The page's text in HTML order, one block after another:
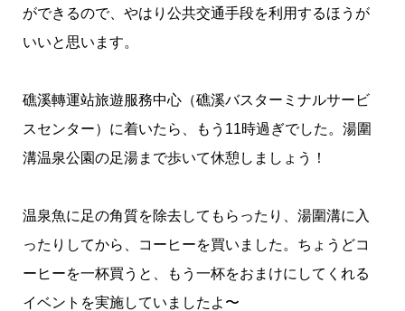
ができるので、やはり公共交通手段を利用するほうが
いいと思います。
礁溪轉運站旅遊服務中心（礁溪バスターミナルサービ
スセンター）に着いたら、もう11時過ぎでした。湯圍
溝温泉公園の足湯まで歩いて休憩しましょう！
温泉魚に足の角質を除去してもらったり、湯圍溝に入
ったりしてから、コーヒーを買いました。ちょうどコ
ーヒーを一杯買うと、もう一杯をおまけにしてくれる
イベントを実施していましたよ〜